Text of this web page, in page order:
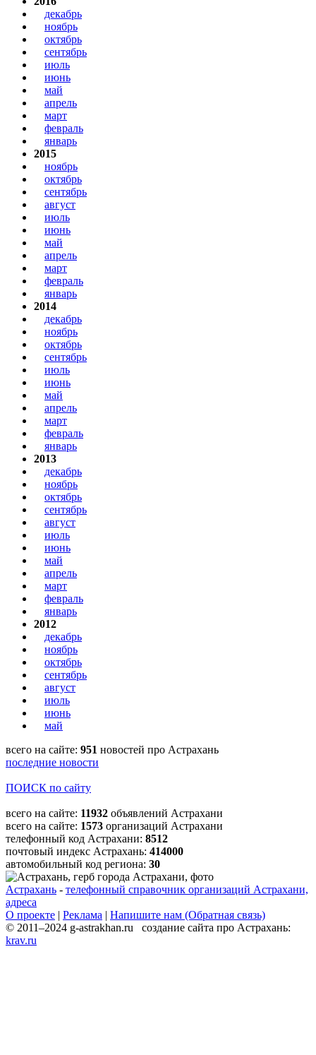
декабрь
ноябрь
октябрь
сентябрь
июль
июнь
май
апрель
март
февраль
январь
2015
ноябрь
октябрь
сентябрь
август
июль
июнь
май
апрель
март
февраль
январь
2014
декабрь
ноябрь
октябрь
сентябрь
июль
июнь
май
апрель
март
февраль
январь
2013
декабрь
ноябрь
октябрь
сентябрь
август
июль
июнь
май
апрель
март
февраль
январь
2012
декабрь
ноябрь
октябрь
сентябрь
август
июль
июнь
май
всего на сайте: 951 новостей про Астрахань
последние новости
ПОИСК по сайту
всего на сайте: 11932 объявлений Астрахани
всего на сайте: 1573 организаций Астрахани
телефонный код Астрахани: 8512
почтовый индекс Астрахань: 414000
автомобильный код региона: 30
Астрахань - телефонный справочник организаций Астрахани,
адреса
О проекте | Реклама | Напишите нам (Обратная связь)
© 2011–2024 g-astrakhan.ru создание сайта про Астрахань:
krav.ru